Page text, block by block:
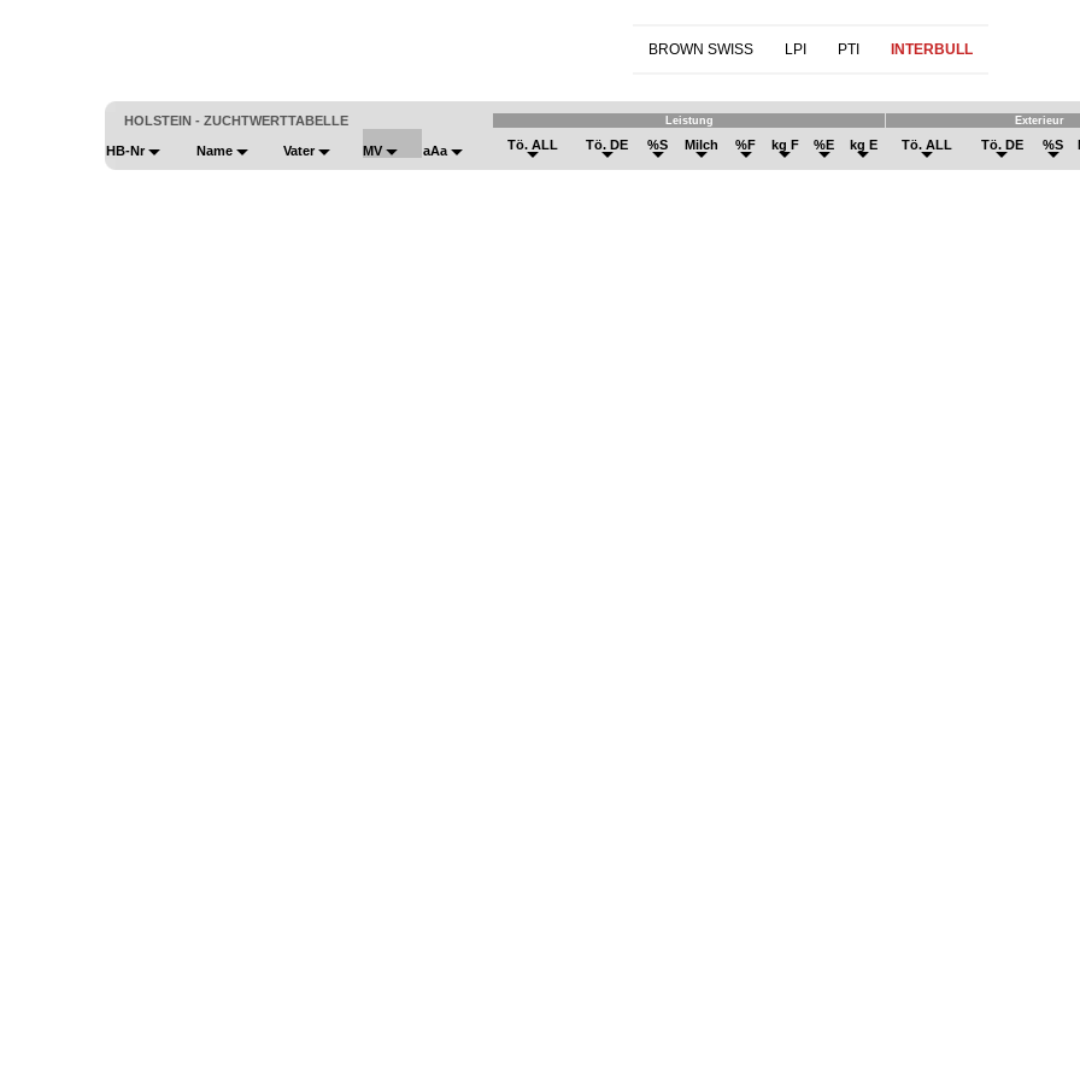
BROWN SWISS LPI PTI INTERBULL
HOLSTEIN - ZUCHTWERTTABELLE Leistung Exterieur
HB-Nr Name Vater MV aAa Tö. ALL Tö. DE %S Milch %F kg F %E kg E Tö. ALL Tö. DE %S